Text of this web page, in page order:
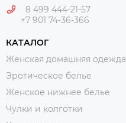
8 499 444-21-57
+7 901 74-36-366
КАТАЛОГ
Женская домашняя одежда
Эротическое белье
Женское нижнее белье
Чулки и колготки